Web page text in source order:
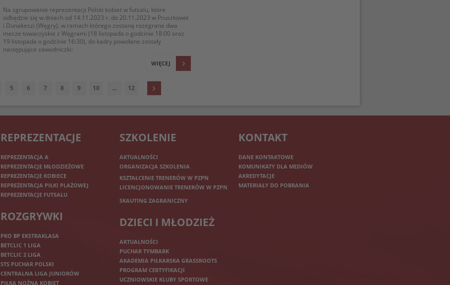
Na zgrupowanie reprezentacji Polski kobiet w futsalu, które
odbędzie się w dniach od 14.11.2023 r. do 20.11.2023 w Pruszkowie
i Dunakeszi (Węgry), w ramach którego zostaną rozegrane dwa
mecze towarzyskie z Węgrami (18 listopada o godzinie 18:00 oraz
19 listopada o godzinie 16:30), do kadry powołane zostały
następujące zawodniczki:
WIĘCEJ
5 6 7 8 9 10 ... 12
REPREZENTACJE
REPREZENTACJA A
REPREZENTACJE MŁODZIEŻOWE
REPREZENTACJE KOBIECE
REPREZENTACJA PIŁKI PLAŻOWEJ
REPREZENTACJE FUTSALU
ROZGRYWKI
PKO BP EKSTRAKLASA
BETCLIC 1 LIGA
BETCLIC 2 LIGA
STS PUCHAR POLSKI
CENTRALNA LIGA JUNIORÓW
PIŁKA NOŻNA KOBIET
SZKOLENIE
AKTUALNOŚCI
ORGANIZACJA SZKOLENIA
KSZTAŁCENIE TRENERÓW W PZPN
LICENCJONOWANIE TRENERÓW W PZPN
SKAUTING ZAGRANICZNY
DZIECI I MŁODZIEŻ
AKTUALNOŚCI
PUCHAR TYMBARK
AKADEMIA PIŁKARSKA GRASSROOTS
PROGRAM CERTYFIKACJI
UCZNIOWSKIE KLUBY SPORTOWE
KONTAKT
DANE KONTAKTOWE
KOMUNIKATY DLA MEDIÓW
AKREDYTACJE
MATERIAŁY DO POBRANIA